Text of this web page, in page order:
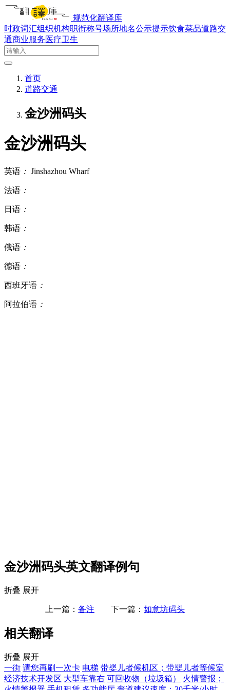
规范化翻译库
时政词汇组织机构职衔称号场所地名公示提示饮食菜品道路交
通商业服务医疗卫生
首页
道路交通
金沙洲码头
金沙洲码头
英语 ： Jinshazhou Wharf
法语 ：
日语 ：
韩语 ：
俄语 ：
德语 ：
西班牙语 ：
阿拉伯语 ：
金沙洲码头英文翻译例句
折叠 展开
上一篇： 备注 下一篇： 如意坊码头
相关翻译
折叠 展开
一街 请您再刷一次卡 电梯 带婴儿者候机区；带婴儿者等候室
经济技术开发区 大型车靠右 可回收物（垃圾箱）
火情警报；